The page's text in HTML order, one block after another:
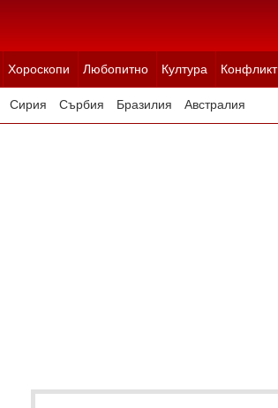
Хороскопи Любопитно Култура Конфликт
Сирия Сърбия Бразилия Австралия